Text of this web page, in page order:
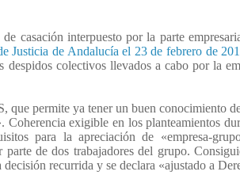
casación interpuesto por la parte
Justicia de Andalucía el 23 de febrero de
despidos colectivos llevados a cabo por la
que permite ya tener un buen conocimiento
exigible en los planteamientos
para la apreciación de «empresa-
de dos trabajadores del grupo.
recurrida y se declara «ajustado a